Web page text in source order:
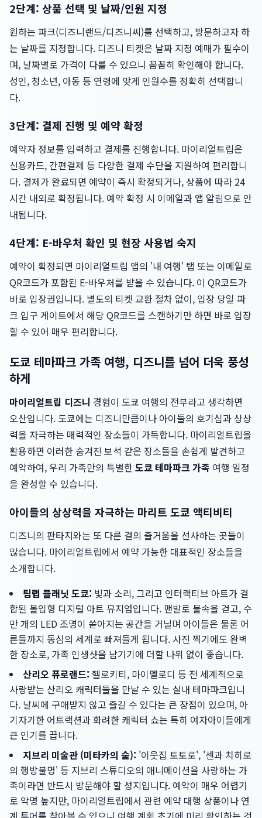
2단계: 상품 선택 및 날짜/인원 지정
원하는 파크(디즈니랜드/디즈니씨)를 선택하고, 방문하고자 하
는 날짜를 지정합니다. 디즈니 티켓은 날짜 지정 예매가 필수이
며, 날짜별로 가격이 다를 수 있으니 꼼꼼히 확인해야 합니다.
성인, 청소년, 아동 등 연령에 맞게 인원수를 정확히 선택합니
다.
3단계: 결제 진행 및 예약 확정
예약자 정보를 입력하고 결제를 진행합니다. 마이리얼트립은
신용카드, 간편결제 등 다양한 결제 수단을 지원하여 편리합니
다. 결제가 완료되면 예약이 즉시 확정되거나, 상품에 따라 24
시간 내외로 확정됩니다. 예약 확정 시 이메일과 앱 알림으로 안
내됩니다.
4단계: E-바우처 확인 및 현장 사용법 숙지
예약이 확정되면 마이리얼트립 앱의 '내 여행' 탭 또는 이메일로
QR코드가 포함된 E-바우처를 받을 수 있습니다. 이 QR코드가
바로 입장권입니다. 별도의 티켓 교환 절차 없이, 입장 당일 파
크 입구 게이트에서 해당 QR코드를 스캔하기만 하면 바로 입장
할 수 있어 매우 편리합니다.
도쿄 테마파크 가족 여행, 디즈니를 넘어 더욱 풍성
하게
마이리얼트립 디즈니 경험이 도쿄 여행의 전부라고 생각하면
오산입니다. 도쿄에는 디즈니만큼이나 아이들의 호기심과 상상
력을 자극하는 매력적인 장소들이 가득합니다. 마이리얼트립을
활용하면 이러한 숨겨진 보석 같은 장소들을 손쉽게 발견하고
예약하여, 우리 가족만의 특별한도쿄 테마파크 가족 여행 일정
을 완성할 수 있습니다.
아이들의 상상력을 자극하는 마리트 도쿄 액티비티
디즈니의 판타지와는 또 다른 결의 즐거움을 선사하는 곳들이
많습니다. 마이리얼트립에서 예약 가능한 대표적인 장소들을
소개합니다.
팀랩 플래닛 도쿄: 빛과 소리, 그리고 인터랙티브 아트가 결
합된 몰입형 디지털 아트 뮤지엄입니다. 맨발로 물속을 걷고, 수
만 개의 LED 조명이 쏟아지는 공간을 거닐며 아이들은 물론 어
른들까지 동심의 세계로 빠져들게 됩니다. 사진 찍기에도 완벽
한 장소로, 가족 인생샷을 남기기에 더할 나위 없이 좋습니다.
산리오 퓨로랜드: 헬로키티, 마이멜로디 등 전 세계적으로
사랑받는 산리오 캐릭터들을 만날 수 있는 실내 테마파크입니
다. 날씨에 구애받지 않고 즐길 수 있다는 큰 장점이 있으며, 아
기자기한 어트랙션과 화려한 캐릭터 쇼는 특히 여자아이들에게
큰 인기를 끕니다.
지브리 미술관 (미타카의 숲): '이웃집 토토로', '센과 치히로
의 행방불명' 등 지브리 스튜디오의 애니메이션을 사랑하는 가
족이라면 반드시 방문해야 할 성지입니다. 예약이 매우 어렵기
로 악명 높지만, 마이리얼트립에서 관련 예약 대행 상품이나 연